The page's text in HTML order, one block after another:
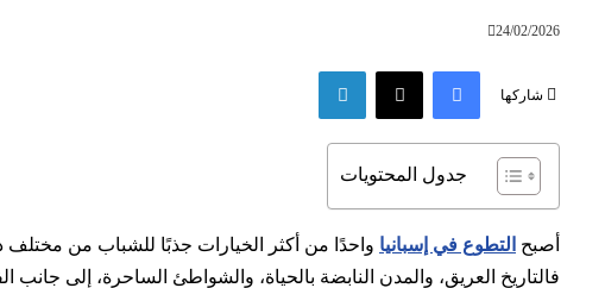
24/02/2026
شاركها
فيسبوك‫X لينكدإن
جدول المحتويات
أصبح التطوع في إسبانيا واحدًا من أكثر الخيارات جذبًا للشباب من
فالتاريخ العريق، والمدن النابضة بالحياة، والشواطئ الساحرة، إلى